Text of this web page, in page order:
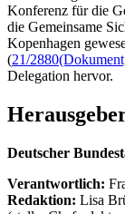
Konferenz für die
die Gemeinsame
Kopenhagen
(21/2880
Delegation hervor.
Deutscher
Verantwortlich:
Redaktion: Lisa